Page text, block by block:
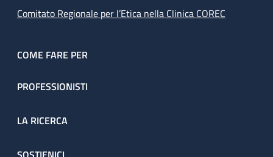
Comitato Regionale per l’Etica nella Clinica COREC
COME FARE PER
PROFESSIONISTI
LA RICERCA